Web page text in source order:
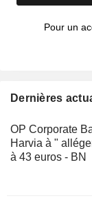
Pour un
Dernières
OP Corporate
Harvia à "
à 43 euros - BN